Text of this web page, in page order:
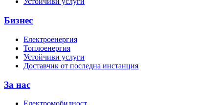
Бизнес
Електроенергия
Топлоенергия
Устойчиви услуги
Доставчик от последна инстанция
За нас